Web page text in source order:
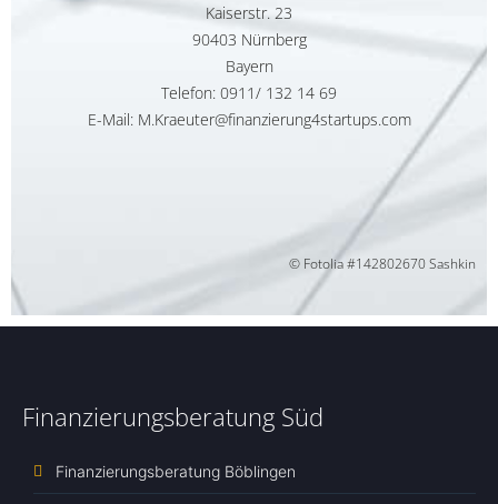
Kaiserstr. 23
90403 Nürnberg
Bayern
Telefon: 0911/ 132 14 69
E-Mail: M.Kraeuter@finanzierung4startups.com
© Fotolia #142802670 Sashkin
Finanzierungsberatung Süd
Finanzierungsberatung Böblingen